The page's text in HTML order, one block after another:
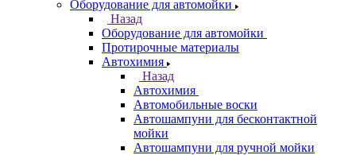
Оборудование для автомойки
Назад
Оборудование для автомойки
Протирочные материалы
Автохимия
Назад
Автохимия
Автомобильные воски
Автошампуни для бесконтактной
мойки
Автошампуни для ручной мойки